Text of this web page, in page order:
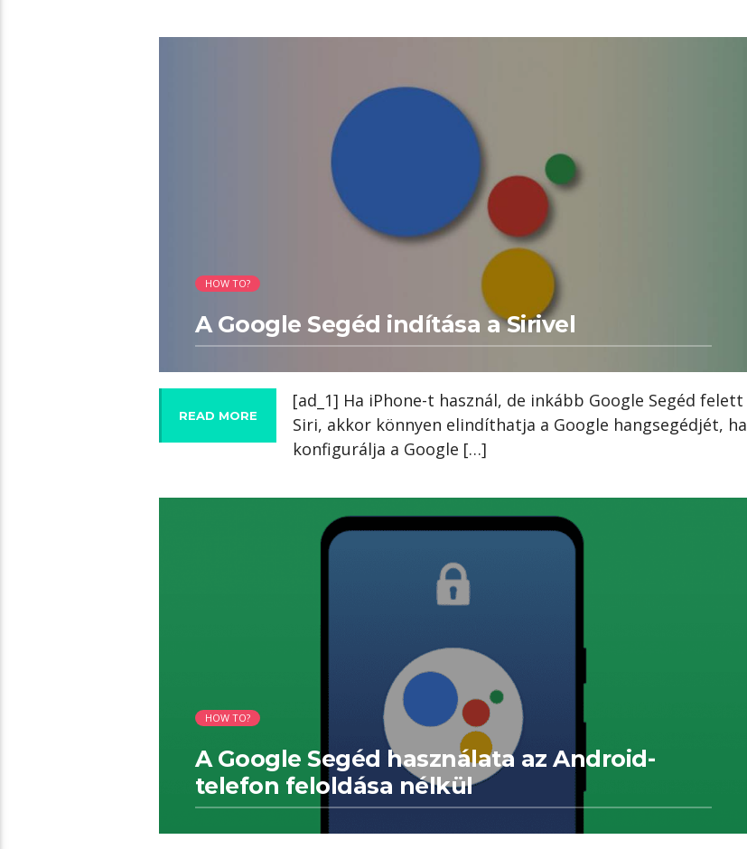
HOW TO?
A Google Segéd indítása a Sirivel
READ MORE
[ad_1] Ha iPhone-t használ, de inkább Google Segéd felett
Siri, akkor könnyen elindíthatja a Google hangsegédjét, ha
konfigurálja a Google […]
HOW TO?
A Google Segéd használata az Android-
telefon feloldása nélkül